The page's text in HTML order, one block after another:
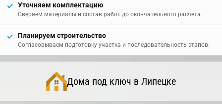
Уточняем комплектацию
Сверяем материалы и состав работ до окончательного расчёта.
Планируем строительство
Согласовываем подготовку участка и последовательность этапов.
Дома под ключ в Липецке